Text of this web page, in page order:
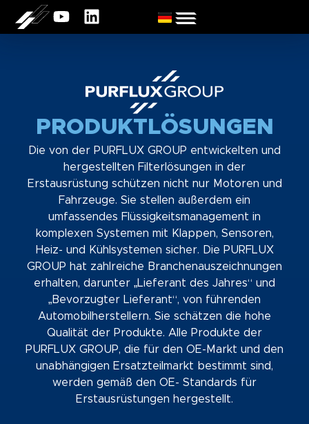
PRODUKTLÖSUNGEN
Die von der PURFLUX GROUP entwickelten und
hergestellten Filterlösungen in der
Erstausrüstung schützen nicht nur Motoren und
Fahrzeuge. Sie stellen außerdem ein
umfassendes Flüssigkeitsmanagement in
komplexen Systemen mit Klappen, Sensoren,
Heiz- und Kühlsystemen sicher. Die PURFLUX
GROUP hat zahlreiche Branchenauszeichnungen
erhalten, darunter „Lieferant des Jahres“ und
„Bevorzugter Lieferant“, von führenden
Automobilherstellern. Sie schätzen die hohe
Qualität der Produkte. Alle Produkte der
PURFLUX GROUP, die für den OE-Markt und den
unabhängigen Ersatzteilmarkt bestimmt sind,
werden gemäß den OE- Standards für
Erstausrüstungen hergestellt.